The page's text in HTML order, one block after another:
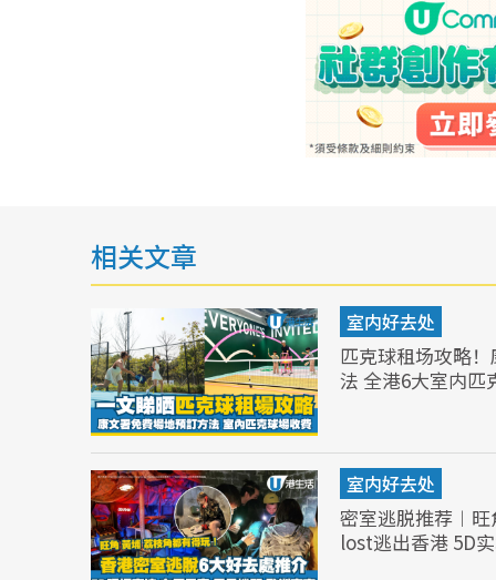
相关文章
室内好去处
匹克球租场攻略
法 全港6大室内
室内好去处
密室逃脱推荐︱
lost逃出香港 5D